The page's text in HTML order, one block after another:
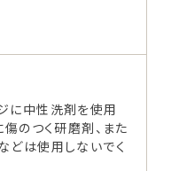
に中性洗剤を使用
傷のつく研磨剤、また
どは使用しないでく